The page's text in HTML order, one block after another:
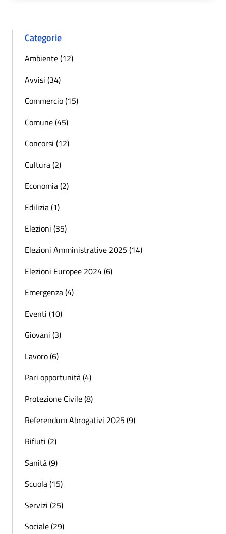
Categorie
Ambiente (12)
Avvisi (34)
Commercio (15)
Comune (45)
Concorsi (12)
Cultura (2)
Economia (2)
Edilizia (1)
Elezioni (35)
Elezioni Amministrative 2025 (14)
Elezioni Europee 2024 (6)
Emergenza (4)
Eventi (10)
Giovani (3)
Lavoro (6)
Pari opportunità (4)
Protezione Civile (8)
Referendum Abrogativi 2025 (9)
Rifiuti (2)
Sanità (9)
Scuola (15)
Servizi (25)
Sociale (29)